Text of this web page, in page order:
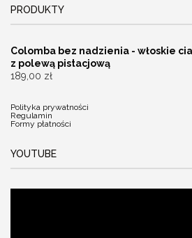
PRODUKTY
Colomba bez nadzienia - włoskie
z polewą pistacjową
189,00 zł
Polityka prywatności
Regulamin
Formy płatności
YOUTUBE